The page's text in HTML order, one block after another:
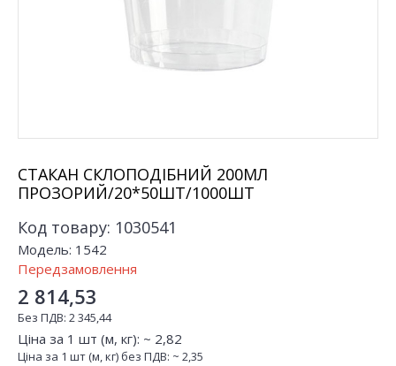
СТАКАН СКЛОПОДIБНИЙ 200МЛ
ПРОЗОРИЙ/20*50ШТ/1000ШТ
Код товару: 1030541
Модель: 1542
Передзамовлення
2 814,53
Без ПДВ: 2 345,44
Ціна за 1 шт (м, кг): ~ 2,82
Ціна за 1 шт (м, кг) без ПДВ: ~ 2,35